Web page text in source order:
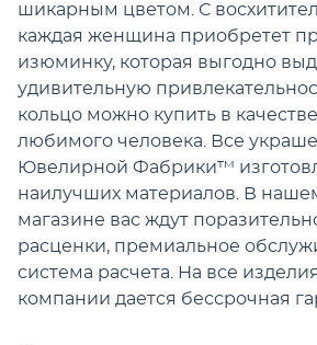
шикарным цветом. С
каждая женщина приобретет
изюминку, которая выгодно
удивительную
кольцо можно купить в
любимого человека. Все
Ювелирной Фабрики™
наилучших материалов. В
магазине вас ждут
расценки, премиальное
система расчета. На все
компании дается бессрочная